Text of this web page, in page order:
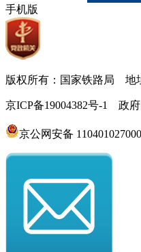
手机版
版权所有：国家铁路局 地
京ICP备19004382号-1 政
京公网安备